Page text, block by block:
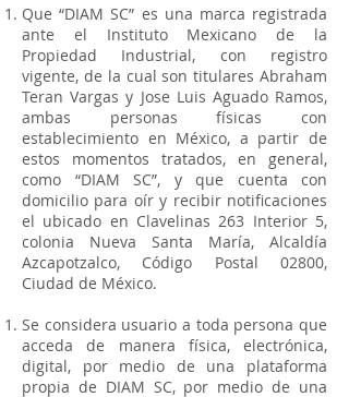
Que “DIAM SC” es una marca registrada
ante el Instituto Mexicano de la
Propiedad Industrial, con registro
vigente, de la cual son titulares Abraham
Teran Vargas y Jose Luis Aguado Ramos,
ambas personas físicas con
establecimiento en México, a partir de
estos momentos tratados, en general,
como “DIAM SC”, y que cuenta con
domicilio para oír y recibir notificaciones
el ubicado en Clavelinas 263 Interior 5,
colonia Nueva Santa María, Alcaldía
Azcapotzalco, Código Postal 02800,
Ciudad de México.
Se considera usuario a toda persona que
acceda de manera física, electrónica,
digital, por medio de una plataforma
propia de DIAM SC, por medio de una